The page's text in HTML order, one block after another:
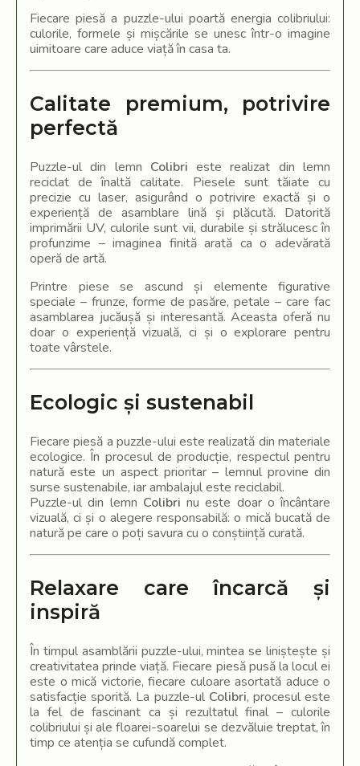
Fiecare piesă a puzzle-ului poartă energia colibriului:
culorile, formele și mișcările se unesc într-o imagine
uimitoare care aduce viață în casa ta.
Calitate premium, potrivire
perfectă
Puzzle-ul din lemn Colibri este realizat din lemn
reciclat de înaltă calitate. Piesele sunt tăiate cu
precizie cu laser, asigurând o potrivire exactă și o
experiență de asamblare lină și plăcută. Datorită
imprimării UV, culorile sunt vii, durabile și strălucesc în
profunzime – imaginea finită arată ca o adevărată
operă de artă.
Printre piese se ascund și elemente figurative
speciale – frunze, forme de pasăre, petale – care fac
asamblarea jucăușă și interesantă. Aceasta oferă nu
doar o experiență vizuală, ci și o explorare pentru
toate vârstele.
Ecologic și sustenabil
Fiecare piesă a puzzle-ului este realizată din materiale
ecologice. În procesul de producție, respectul pentru
natură este un aspect prioritar – lemnul provine din
surse sustenabile, iar ambalajul este reciclabil.
Puzzle-ul din lemn Colibri nu este doar o încântare
vizuală, ci și o alegere responsabilă: o mică bucată de
natură pe care o poți savura cu o conștiință curată.
Relaxare care încarcă și
inspiră
În timpul asamblării puzzle-ului, mintea se liniștește și
creativitatea prinde viață. Fiecare piesă pusă la locul ei
este o mică victorie, fiecare culoare asortată aduce o
satisfacție sporită. La puzzle-ul Colibri, procesul este
la fel de fascinant ca și rezultatul final – culorile
colibriului și ale floarei-soarelui se dezvăluie treptat, în
timp ce atenția se cufundă complet.